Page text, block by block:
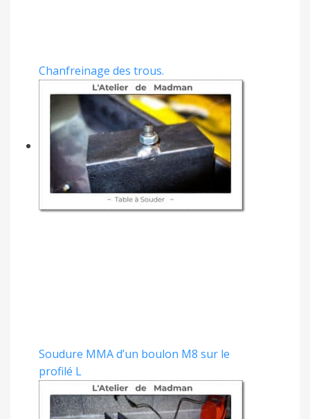
Chanfreinage des trous.
Soudure MMA d’un boulon M8 sur le
profilé L